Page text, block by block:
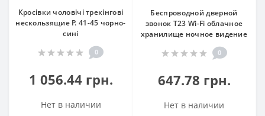
Кросівки чоловічі трекінгові
нескользящие Р. 41-45 чорно-
сині
0
1 056.44 грн.
Нет в наличии
Беспроводной дверной
звонок T23 Wi-Fi облачное
хранилище ночное видение
0
647.78 грн.
Нет в наличии